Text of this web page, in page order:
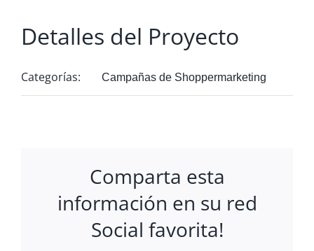
Detalles del Proyecto
Categorías: Campañas de Shoppermarketing
Comparta esta
información en su red
Social favorita!